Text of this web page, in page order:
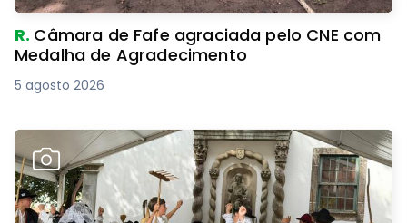
R. Câmara de Fafe agraciada pelo CNE com
Medalha de Agradecimento
5 agosto 2026